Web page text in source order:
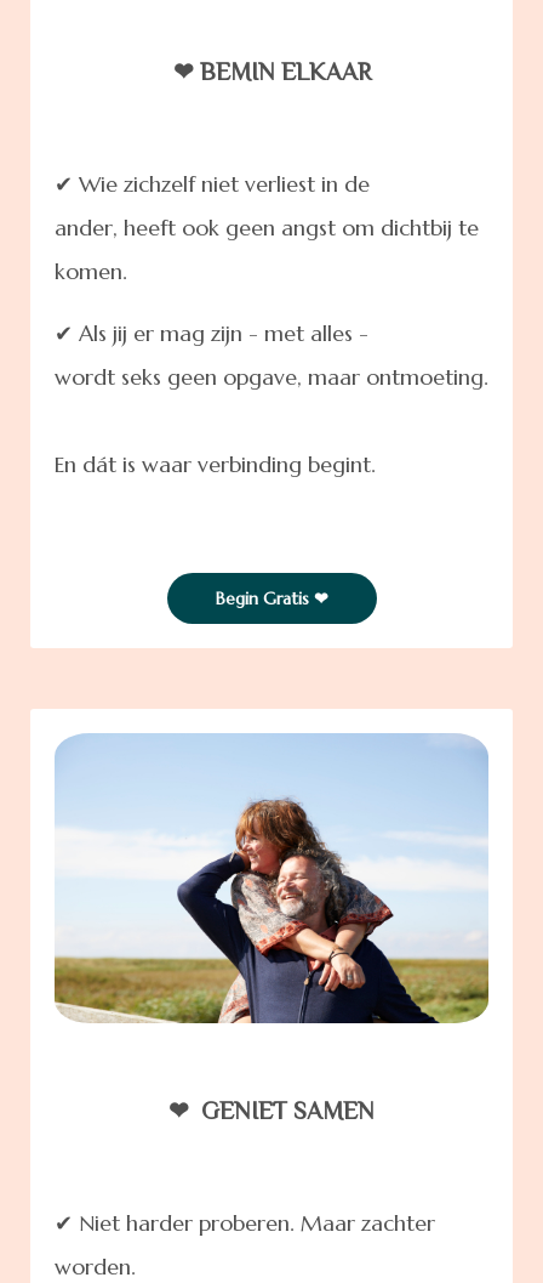
❤ BEMIN ELKAAR
✔ Wie zichzelf niet verliest in de
ander, heeft ook geen angst om dichtbij te
komen.
✔ Als jij er mag zijn - met alles -
wordt seks geen opgave, maar ontmoeting.
En dát is waar verbinding begint.
Begin Gratis ❤
❤ GENIET SAMEN
✔ Niet harder proberen. Maar zachter
worden.